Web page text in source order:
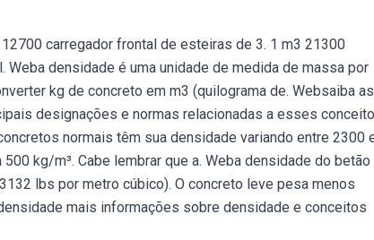
carregador frontal de esteiras de 3. 1 m3 21300
densidade é uma unidade de medida de massa por
kg de concreto em m3 (quilograma de. Websaiba as
designações e normas relacionadas a esses
normais têm sua densidade variando entre 2300
kg/m³. Cabe lembrar que a. Weba densidade do betão
lbs por metro cúbico). O concreto leve pesa menos
mais informações sobre densidade e conceitos